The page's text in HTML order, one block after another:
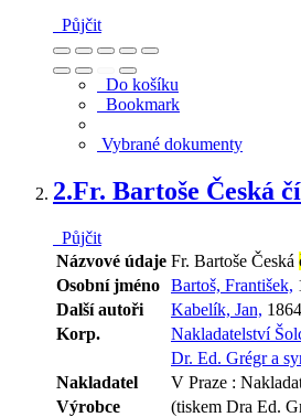
Půjčit
Do košíku
Bookmark
Vybrané dokumenty
2.Fr. Bartoše Česká
Půjčit
Názvové údaje Fr. Bartoše Česká
Osobní jméno Bartoš, František,
Další autoři
Kabelík, Jan,
Korp.
Nakladatelství
Dr. Ed. Grégr a
Nakladatel
V Praze :
Výrobce
(tiskem Dra Ed.